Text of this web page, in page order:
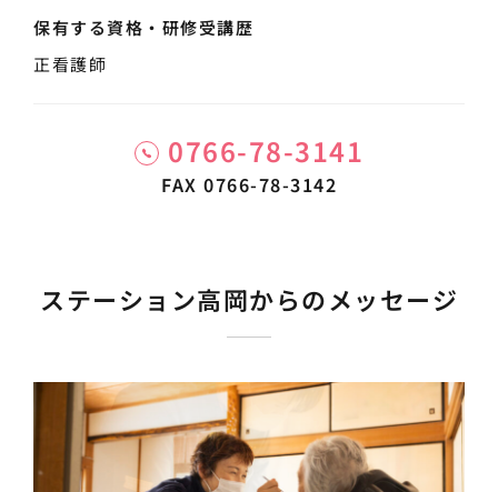
保有する資格・ 研修受講歴
正看護師
0766-78-3141
FAX 0766-78-3142
ステーション高岡からのメッセージ